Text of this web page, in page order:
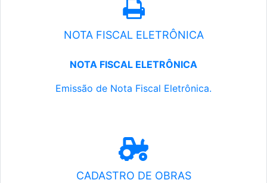
NOTA FISCAL ELETRÔNICA
NOTA FISCAL ELETRÔNICA
Emissão de Nota Fiscal Eletrônica.
CADASTRO DE OBRAS